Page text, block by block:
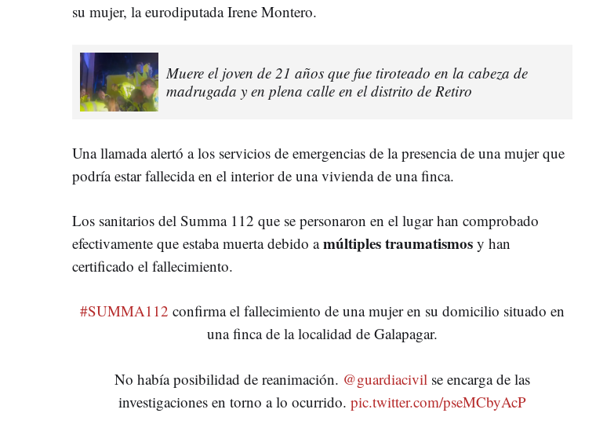
su mujer, la eurodiputada Irene Montero.
Muere el joven de 21 años que fue tiroteado en la cabeza de
madrugada y en plena calle en el distrito de Retiro
Una llamada alertó a los servicios de emergencias de la presencia de una mujer que
podría estar fallecida en el interior de una vivienda de una finca.
Los sanitarios del Summa 112 que se personaron en el lugar han comprobado
efectivamente que estaba muerta debido amúltiples traumatismos y han
certificado el fallecimiento.
#SUMMA112 confirma el fallecimiento de una mujer en su domicilio situado en
una finca de la localidad de Galapagar.
No había posibilidad de reanimación. @guardiacivil se encarga de las
investigaciones en torno a lo ocurrido.pic.twitter.com/pseMCbyAcP